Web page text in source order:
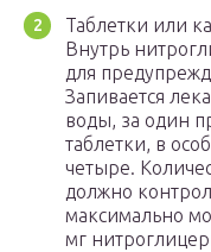
Таблетки или
Внутрь
для
Запивается
воды, за один
таблетки, в
четыре.
должно
максимально
мг